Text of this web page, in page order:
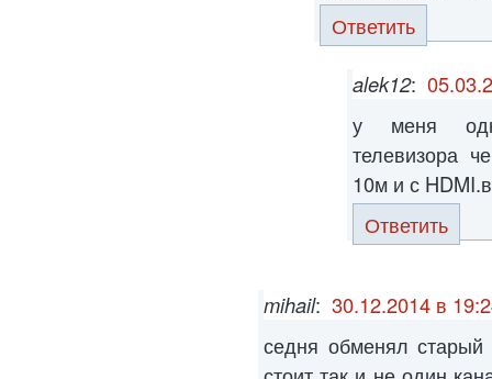
Ответить
alek12:
у меня
телевизора
10м и с
Ответить
mihail: 30.12.2014 в
седня обменял